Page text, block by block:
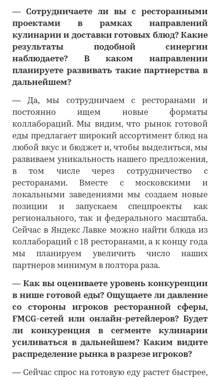
―
Сотрудничаете ли вы с ресторанными
проектами в рамках направлений
кулинарии и доставки готовых блюд? Какие
результаты подобной синергии
наблюдаете? В каком направлении
планируете развивать такие партнерства в
дальнейшем?
―
Да, мы сотрудничаем с ресторанами и
постоянно ищем новые форматы
коллабораций. Мы видим, что рынок готовой
еды предлагает широкий ассортимент блюд на
любой вкус и бюджет и, чтобы выделиться, мы
развиваем уникальность нашего предложения,
в том числе через сотрудничество с
ресторанами. Вместе с московскими и
локальными заведениями мы создаем новые
позиции и запускаем спецпроекты как
регионального, так и федерального масштаба.
Сейчас в Яндекс Лавке можно найти блюда из
коллабораций с 18 ресторанами, а к концу года
мы планируем увеличить число наших
партнеров минимум в полтора раза.
― Как вы оцениваете уровень конкуренции
в нише готовой еды? Ощущаете ли давление
со стороны игроков ресторанной сферы,
FMCG-сетей или онлайн-ретейлеров? Будет
ли конкуренция в сегменте кулинарии
усиливаться в дальнейшем? Каким видите
распределение рынка в разрезе игроков?
― Сейчас спрос на готовую еду растет быстрее,